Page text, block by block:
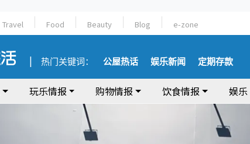
Travel Food Beauty Blog e-zone
热门关键词： 公屋热话 娱乐新闻 定期存款
玩乐情报 购物情报 饮食情报 娱乐